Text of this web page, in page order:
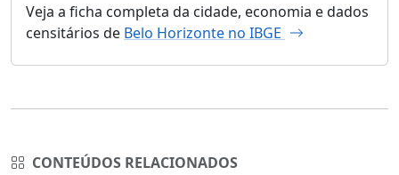
Veja a ficha completa da cidade, economia e dados
censitários de Belo Horizonte no IBGE
CONTEÚDOS RELACIONADOS